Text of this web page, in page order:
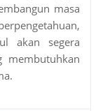
masa
akan segera
membutuhkan